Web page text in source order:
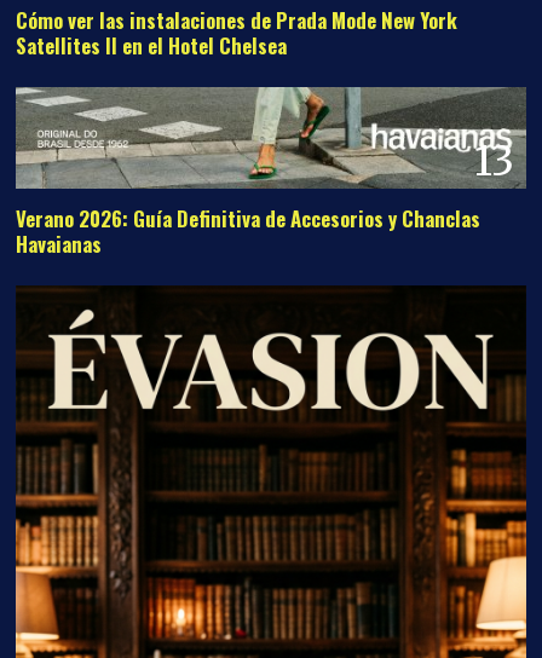
Cómo ver las instalaciones de Prada Mode New York
Satellites II en el Hotel Chelsea
13
Verano 2026: Guía Definitiva de Accesorios y Chanclas
Havaianas